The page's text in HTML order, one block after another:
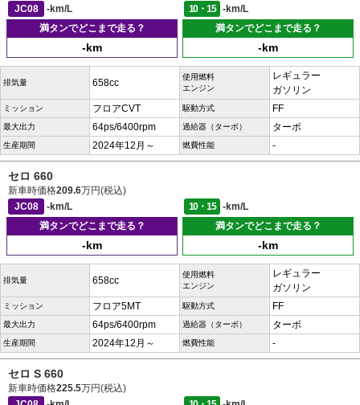
JC08 -km/L 10・15
-km/L
満タンでどこまで走る？
-km
満タンでどこまで走る？
-km
排気量 658cc
使用燃料
エンジン
レギュラー
ガソリン
ミッション フロアCVT 駆動方式 FF
最大出力 64ps/6400rpm 過給器（ターボ） ターボ
生産期間 2024年12月～ 燃費性能 -
セロ 660
新車時価格209.6万円(税込)
JC08
-km/L 10・15
-km/L
満タンでどこまで走る？
-km
満タンでどこまで走る？
-km
排気量 658cc
使用燃料
エンジン
レギュラー
ガソリン
ミッション フロア5MT 駆動方式 FF
最大出力 64ps/6400rpm 過給器（ターボ） ターボ
生産期間 2024年12月～ 燃費性能 -
セロ S 660
新車時価格225.5万円(税込)